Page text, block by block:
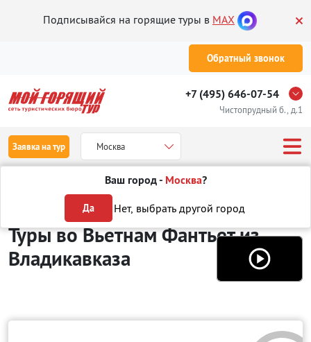
Подписывайся на горящие туры в MAX
Обратный звонок
+7 (495) 646-07-54
Чистопрудный б., д.1
Заявка на тур Москва
Ваш город - Москва?
Да Нет, выбрать другой город
Отдых во Вьетнаме
Туры во Вьетнам Фантьетиз
Владикавказа